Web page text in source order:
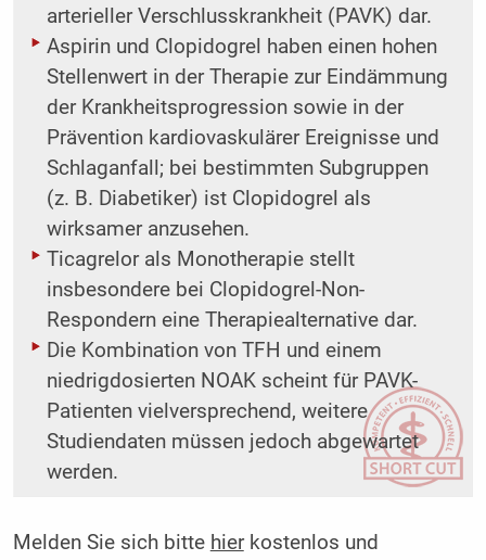
arterieller Verschlusskrankheit (PAVK) dar.
Aspirin und Clopidogrel haben einen hohen
Stellenwert in der Therapie zur Eindämmung
der Krankheitsprogression sowie in der
Prävention kardiovaskulärer Ereignisse und
Schlaganfall; bei bestimmten Subgruppen
(z. B. Diabetiker) ist Clopidogrel als
wirksamer anzusehen.
Ticagrelor als Monotherapie stellt
insbesondere bei Clopidogrel-Non-
Respondern eine Therapiealternative dar.
Die Kombination von TFH und einem
niedrigdosierten NOAK scheint für PAVK-
Patienten vielversprechend, weitere
Studiendaten müssen jedoch abgewartet
werden.
Melden Sie sich bitte hierkostenlos und